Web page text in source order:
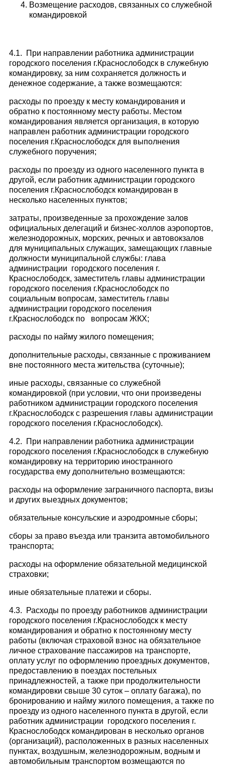
Возмещение расходов, связанных со служебной
командировкой
4.1. При направлении работника администрации
городского поселения г.Краснослободск в служебную
командировку, за ним сохраняется должность и
денежное содержание, а также возмещаются:
расходы по проезду к месту командирования и
обратно к постоянному месту работы. Местом
командирования является организация, в которую
направлен работник администрации городского
поселения г.Краснослободск для выполнения
служебного поручения;
расходы по проезду из одного населенного пункта в
другой, если работник администрации городского
поселения г.Краснослободск командирован в
несколько населенных пунктов;
затраты, произведенные за прохождение залов
официальных делегаций и бизнес-холлов аэропортов,
железнодорожных, морских, речных и автовокзалов
для муниципальных служащих, замещающих главные
должности муниципальной службы: глава
администрации городского поселения г.
Краснослободск, заместитель главы администрации
городского поселения г.Краснослободск по
социальным вопросам, заместитель главы
администрации городского поселения
г.Краснослободск по вопросам ЖКХ;
расходы по найму жилого помещения;
дополнительные расходы, связанные с проживанием
вне постоянного места жительства (суточные);
иные расходы, связанные со служебной
командировкой (при условии, что они произведены
работником администрации городского поселения
г.Краснослободск с разрешения главы администрации
городского поселения г.Краснослободск).
4.2. При направлении работника администрации
городского поселения г.Краснослободск в служебную
командировку на территорию иностранного
государства ему дополнительно возмещаются:
расходы на оформление заграничного паспорта, визы
и других выездных документов;
обязательные консульские и аэродромные сборы;
сборы за право въезда или транзита автомобильного
транспорта;
расходы на оформление обязательной медицинской
страховки;
иные обязательные платежи и сборы.
4.3. Расходы по проезду работников администрации
городского поселения г.Краснослободск к месту
командирования и обратно к постоянному месту
работы (включая страховой взнос на обязательное
личное страхование пассажиров на транспорте,
оплату услуг по оформлению проездных документов,
предоставлению в поездах постельных
принадлежностей, а также при продолжительности
командировки свыше 30 суток – оплату багажа), по
бронированию и найму жилого помещения, а также по
проезду из одного населенного пункта в другой, если
работник администрации городского поселения г.
Краснослободск командирован в несколько органов
(организаций), расположенных в разных населенных
пунктах, воздушным, железнодорожным, водным и
автомобильным транспортом возмещаются по